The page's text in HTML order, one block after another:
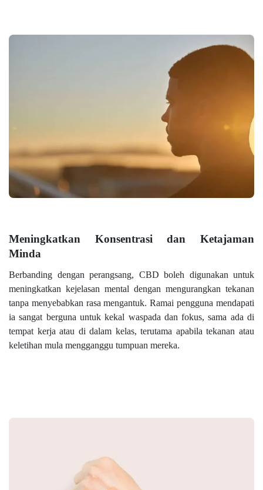
Meningkatkan Konsentrasi dan Ketajaman
Minda
Berbanding dengan perangsang, CBD boleh digunakan untuk
meningkatkan kejelasan mental dengan mengurangkan tekanan
tanpa menyebabkan rasa mengantuk. Ramai pengguna mendapati
ia sangat berguna untuk kekal waspada dan fokus, sama ada di
tempat kerja atau di dalam kelas, terutama apabila tekanan atau
keletihan mula mengganggu tumpuan mereka.